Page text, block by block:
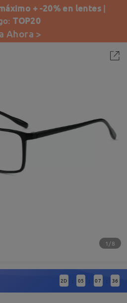
+ -20% en lentes |
TOP20
Ahora >
1/8
2D : 05 : 07 : 36